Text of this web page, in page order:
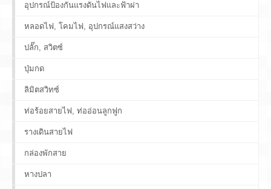
อุปกรณ์ป้องกันแรงดันไฟและฟ้าผ่า
หลอดไฟ, โคมไฟ, อุปกรณ์แสงสว่าง
ปลั๊ก, สวิตซ์
ปุ่มกด
ลิมิตสวิทซ์
ท่อร้อยสายไฟ, ท่ออ่อนลูกฟูก
รางเดินสายไฟ
กล่องพักสาย
หางปลา